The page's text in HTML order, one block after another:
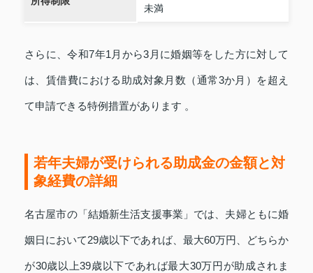
未満
さらに、令和7年1月から3月に婚姻等をした方に対して
は、賃借費における助成対象月数（通常3か月）を超え
て申請できる特例措置があります 。
若年夫婦が受けられる助成金の金額と対
象経費の詳細
名古屋市の「結婚新生活支援事業」では、夫婦ともに婚
姻日において29歳以下であれば、最大60万円、どちらか
が30歳以上39歳以下であれば最大30万円が助成されま